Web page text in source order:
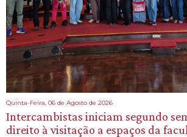
Quinta-Feira, 06 de Agosto de 2026
Intercambistas iniciam segundo
direito à visitação a espaços da